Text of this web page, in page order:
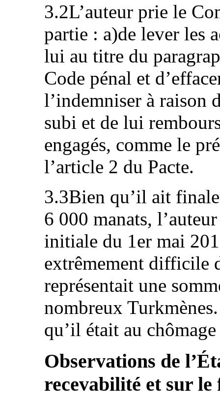
3.2L’auteur prie le
partie : a)de lever les
lui au titre du
Code pénal et
l’indemniser à raison
subi et de lui
engagés, comme le
l’article 2 du Pacte.
3.3Bien qu’il ait
6 000 manats,
initiale du 1er mai
extrêmement difficile
représentait une
nombreux
qu’il était au
Observations de
recevabilité et sur le